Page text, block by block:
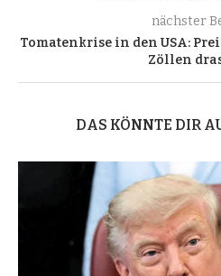
nächster
Tomatenkrise in den USA:
Zöllen
DAS KÖNNTE DIR